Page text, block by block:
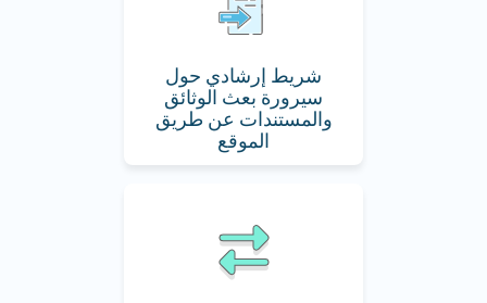
شريط إرشادي حول
سيرورة بعث الوثائق
والمستندات عن طريق
الموقع